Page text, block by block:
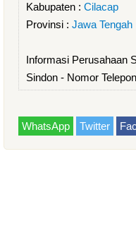
Kabupaten : Cilacap
Provinsi : Jawa Tengah
Informasi Perusahaan
Sindon - Nomor
WhatsApp Twitter